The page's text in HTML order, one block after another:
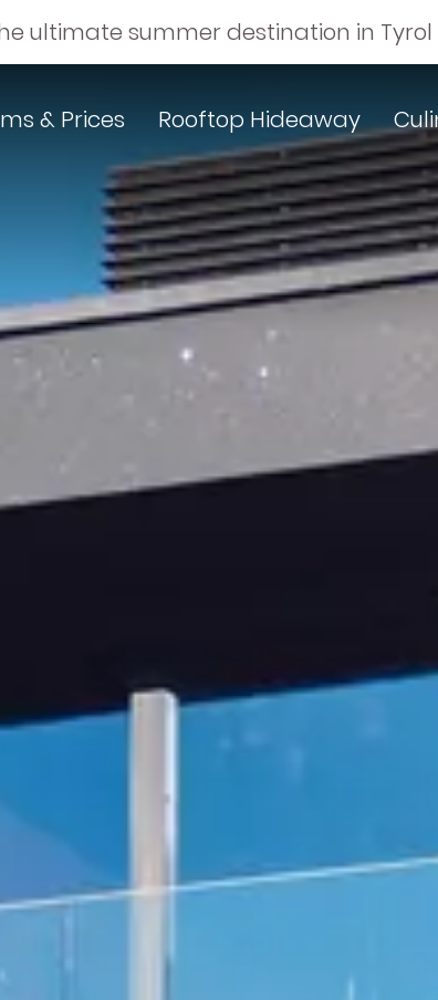
& Prices Rooftop Hideaway
ultimate summer destination in Tyrol